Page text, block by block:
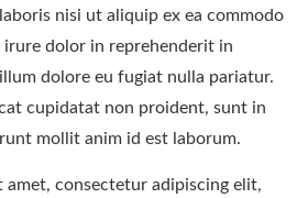
nisi ut aliquip ex ea commodo
irure dolor in reprehenderit in
dolore eu fugiat nulla pariatur.
cupidatat non proident, sunt in
mollit anim id est laborum.
amet, consectetur adipiscing elit,